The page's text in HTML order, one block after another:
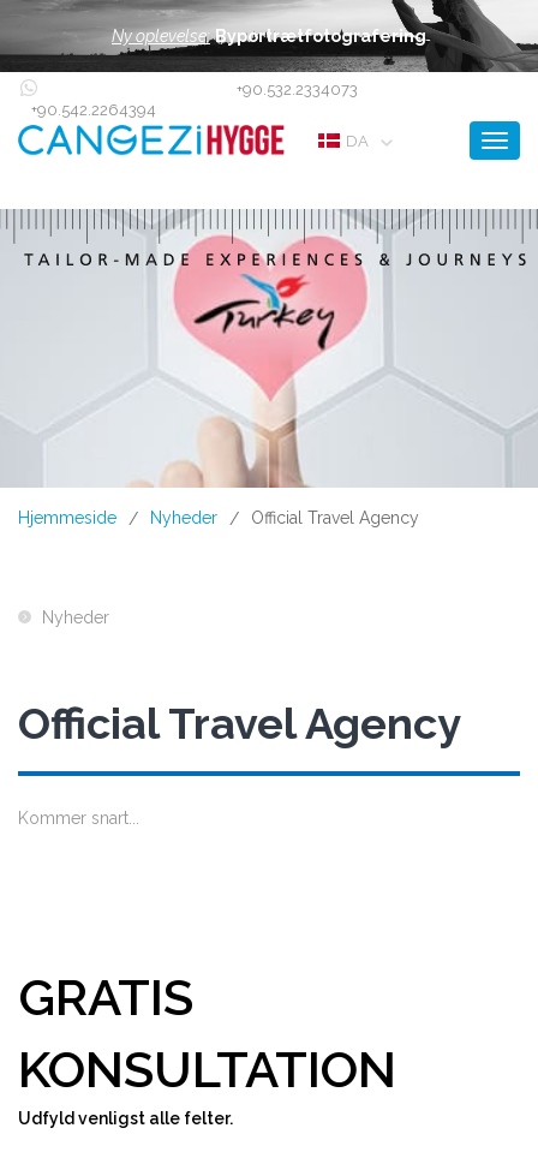
Ny oplevelse: Byportrætfotografering
+90.542.2264394
+90.532.2334073
DA
Hjemmeside / Nyheder / Official Travel Agency
Nyheder
Official Travel Agency
Kommer snart...
GRATIS
KONSULTATION
Udfyld venligst alle felter.